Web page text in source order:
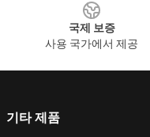
국제 보증
사용 국가에서 제공
기타 제품